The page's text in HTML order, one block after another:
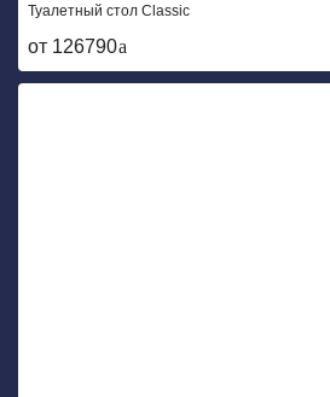
Туалетный стол Classic
от 126790